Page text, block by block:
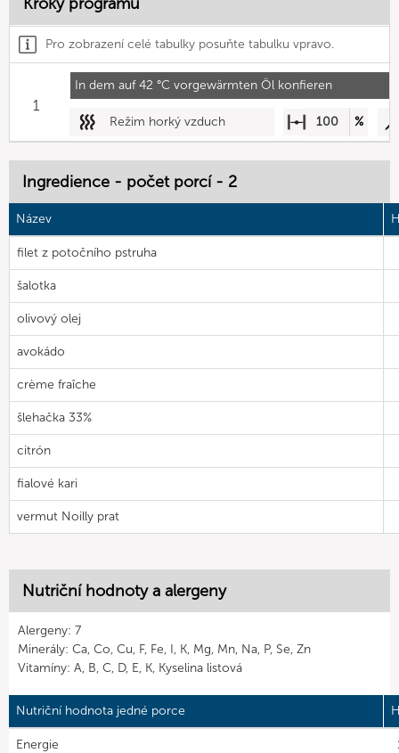
Pro zobrazení celé tabulky posuňte tabulku vpravo.
In dem auf 42 °C vorgewärmten Öl konfieren
1
Režim horký vzduch 100 %
Ingredience - počet porcí - 2
Název
filet z potočního pstruha
šalotka
olivový olej
avokádo
crème fraîche
šlehačka 33%
citrón
fialové kari
vermut Noilly prat
Nutriční hodnoty a alergeny
Alergeny: 7
Minerály: Ca, Co, Cu, F, Fe, I, K, Mg, Mn, Na, P, Se, Zn
Vitamíny: A, B, C, D, E, K, Kyselina listová
Nutriční hodnota jedné porce
Energie